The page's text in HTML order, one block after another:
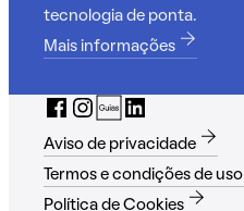
tecnologia de ponta.
Mais informações
Aviso de privacidade
Termos e condições de uso
Política de Cookies